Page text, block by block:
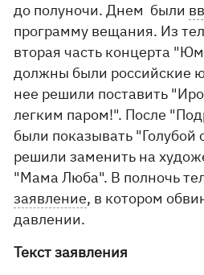
до полуночи. Днем были
программу вещания. Из
вторая часть концерта
должны были российские
нее решили поставить
легким паром!". После
были показывать "Голубой
решили заменить на
"Мама Люба". В полночь
заявление, в котором
давлении.
Текст заявления